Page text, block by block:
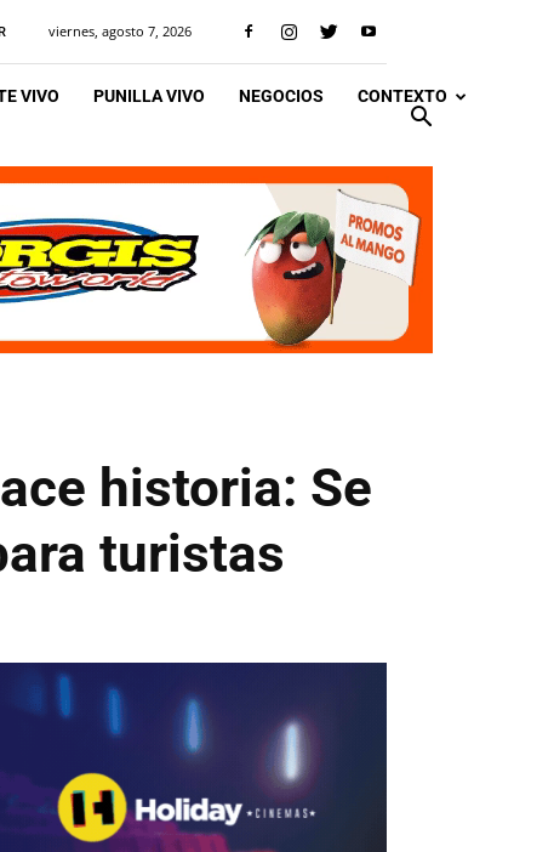
viernes, agosto 7, 2026
VIVO PUNILLA VIVO NEGOCIOS CONTEXTO
historia: Se
turistas